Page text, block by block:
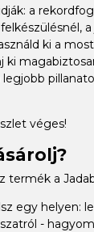
a
ki a
ki
véges!
termék a
egy helyen:
-